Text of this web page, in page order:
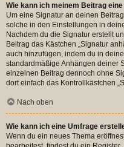
Wie kann ich meinem Beitrag
Um eine Signatur an deinen
solche in den Einstellungen in
Nachdem du die Signatur erstellt
Beitrag das Kästchen „Signatur
auch hinzufügen, indem du in
standardmäßige Anhängen deiner
einzelnen Beitrag dennoch ohne
dort einfach das Kontrollkästchen
Nach oben
Wie kann ich eine Umfrage
Wenn du ein neues Thema